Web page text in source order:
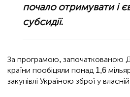
почало отримувати і
субсидії.
За програмою, започаткованою
країни пообіцяли понад 1,6
закупівлі Україною зброї у